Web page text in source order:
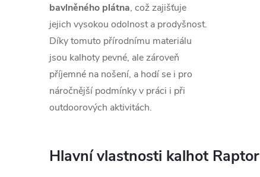
bavlněného plátna, což zajišťuje
jejich vysokou odolnost a prodyšnost.
Díky tomuto přírodnímu materiálu
jsou kalhoty pevné, ale zároveň
příjemné na nošení, a hodí se i pro
náročnější podmínky v práci i při
outdoorových aktivitách.
Hlavní vlastnosti kalhot Raptor